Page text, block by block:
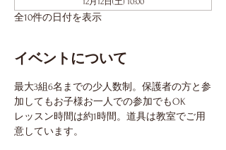
全10件の日付を表示
イベントについて
最大3組6名までの少人数制。保護者の方と参
加してもお子様お一人での参加でもOK
レッスン時間は約1時間。道具は教室でご用
意しています。